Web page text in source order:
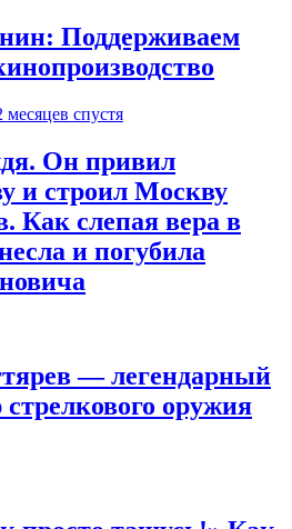
Поддерживаем
месяцев спустя
Он привил
и строил Москву
Как слепая вера в
и погубила
— легендарный
оружия